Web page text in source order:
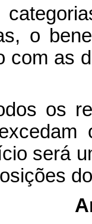
o
com as
os
será